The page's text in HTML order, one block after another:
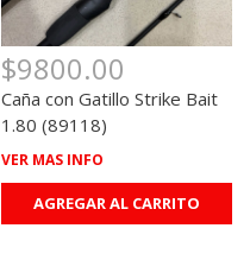
$9800.00
Caña con Gatillo Strike Bait
1.80 (89118)
VER MAS INFO
AGREGAR AL CARRITO